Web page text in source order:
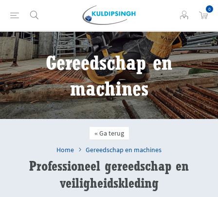
0
Gereedschap en
machines
Ga terug
Home
Gereedschap en machines
Professioneel gereedschap en
veiligheidskleding